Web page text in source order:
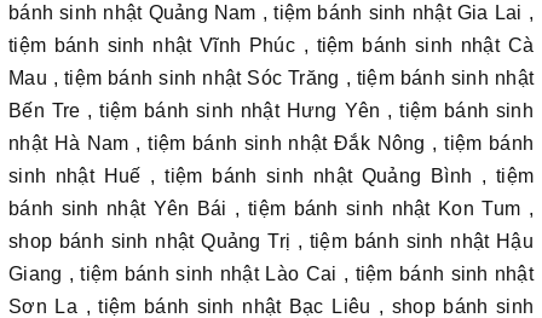
bánh sinh nhật Quảng Nam , tiệm bánh sinh nhật Gia Lai ,
tiệm bánh sinh nhật Vĩnh Phúc , tiệm bánh sinh nhật Cà
Mau , tiệm bánh sinh nhật Sóc Trăng , tiệm bánh sinh nhật
Bến Tre , tiệm bánh sinh nhật Hưng Yên , tiệm bánh sinh
nhật Hà Nam , tiệm bánh sinh nhật Đắk Nông , tiệm bánh
sinh nhật Huế , tiệm bánh sinh nhật Quảng Bình , tiệm
bánh sinh nhật Yên Bái , tiệm bánh sinh nhật Kon Tum ,
shop bánh sinh nhật Quảng Trị , tiệm bánh sinh nhật Hậu
Giang , tiệm bánh sinh nhật Lào Cai , tiệm bánh sinh nhật
Sơn La , tiệm bánh sinh nhật Bạc Liêu , shop bánh sinh